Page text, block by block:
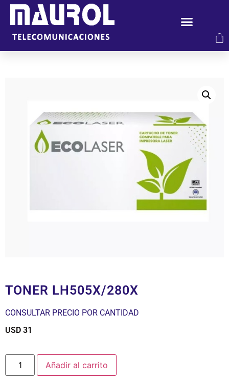
TONER LH505X/280X
CONSULTAR PRECIO POR CANTIDAD
USD 31
Añadir al carrito